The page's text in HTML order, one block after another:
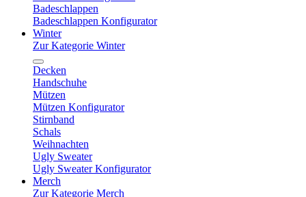
Badeschlappen
Badeschlappen Konfigurator
Winter
Zur Kategorie Winter
Decken
Handschuhe
Mützen
Mützen Konfigurator
Stirnband
Schals
Weihnachten
Ugly Sweater
Ugly Sweater Konfigurator
Merch
Zur Kategorie Merch